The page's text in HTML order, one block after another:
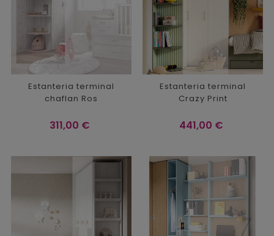
Estanteria terminal
chaflan Ros
Precio
311,00 €
Estanteria terminal
Crazy Print
Precio
441,00 €